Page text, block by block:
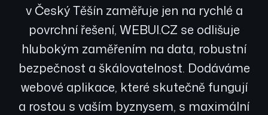
v Český Těšín zaměřuje jen na rychlé a
povrchní řešení, WEBUI.CZ se odlišuje
hlubokým zaměřením na data, robustní
bezpečnost a škálovatelnost. Dodáváme
webové aplikace, které skutečně fungují
a rostou s vaším byznysem, s maximální